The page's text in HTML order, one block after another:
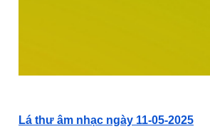
Lá thư âm nhạc ngày 11-05-2025